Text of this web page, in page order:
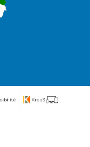
Krea3